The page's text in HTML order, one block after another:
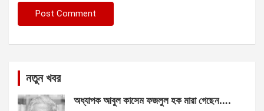
নতুন খবর
অধ্যাপক আবুল কাসেম ফজলুল হক মারা গেছেন….